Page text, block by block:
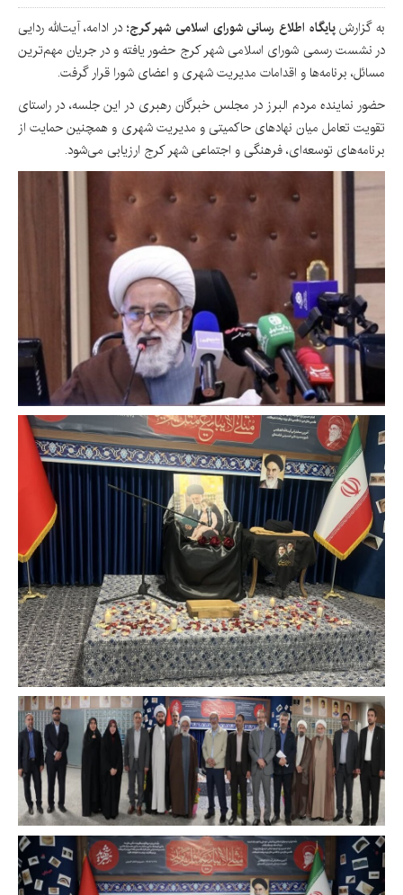
به گزارشپایگاه اطلاع رسانی شورای اسلامی شهر کرج؛ در ادامه، آیت‌الله ردایی
در نشست رسمی شورای اسلامی شهر کرج حضور یافته و در جریان مهم‌ترین
مسائل، برنامه‌ها و اقدامات مدیریت شهری و اعضای شورا قرار گرفت.
حضور نماینده مردم البرز در مجلس خبرگان رهبری در این جلسه، در راستای
تقویت تعامل میان نهادهای حاکمیتی و مدیریت شهری و همچنین حمایت از
برنامه‌های توسعه‌ای، فرهنگی و اجتماعی شهر کرج ارزیابی می‌شود.